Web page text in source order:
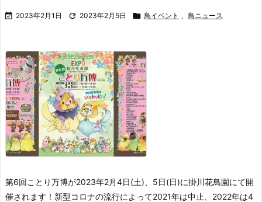
 2023年2月1日  2023年2月5日  鳥イベント , 鳥ニュース
第6回ことり万博が2023年2月4日(土)、5日(日)に掛川花鳥園にて開
催されます！ 新型コロナの流行によって2021年は中止、2022年は4